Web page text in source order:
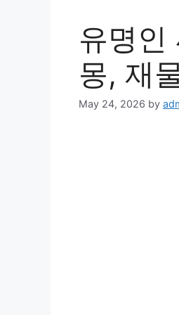
유명인
몽, 재
May 24, 2026 by